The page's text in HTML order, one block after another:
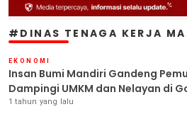
#DINAS TENAGA KERJA
EKONOMI
Insan Bumi Mandiri Gandeng
Dampingi UMKM dan Nelayan di
1 tahun yang lalu